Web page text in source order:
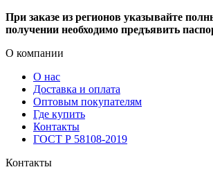
При заказе из регионов указывайте
получении необходимо предъявить
О компании
О нас
Доставка и оплата
Оптовым покупателям
Где купить
Контакты
ГОСТ Р 58108-2019
Контакты